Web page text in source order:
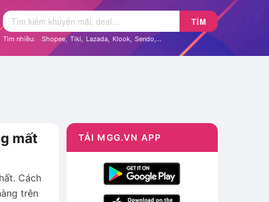
TÌM
Tìm nhiều: Shopee, Tiki, Lazada, Klook, Sendo,...
mất
Cách
trên
TẢI MGG.VN APP